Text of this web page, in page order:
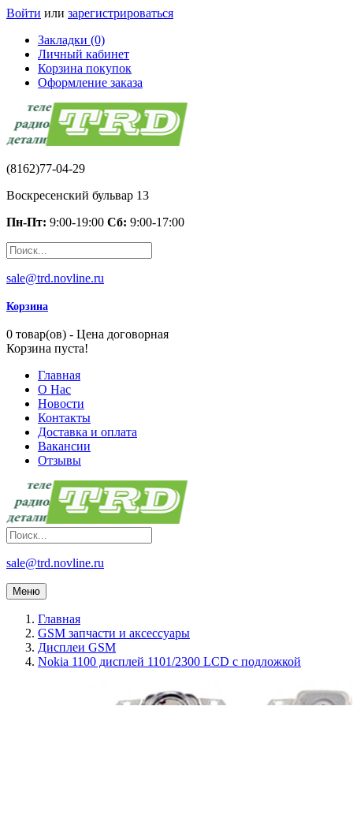
Войти или зарегистрироваться
Закладки (0)
Личный кабинет
Корзина покупок
Оформление заказа
(8162)77-04-29
Воскресенский бульвар 13
Пн-Пт: 9:00-19:00 Сб: 9:00-17:00
sale@trd.novline.ru
Корзина
0 товар(ов) - Цена договорная
Корзина пуста!
Главная
О Нас
Новости
Контакты
Доставка и оплата
Вакансии
Отзывы
sale@trd.novline.ru
Меню
Главная
GSM запчасти и аксессуары
Дисплеи GSM
Nokia 1100 дисплей 1101/2300 LCD с подложкой